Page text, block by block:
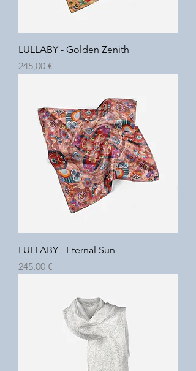
LULLABY - Golden Zenith
Prix
245,00 €
LULLABY - Eternal Sun
Prix
245,00 €